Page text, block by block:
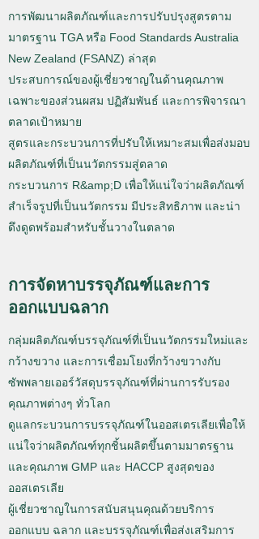
การพัฒนาผลิตภัณฑ์และการปรับปรุงสูตรตาม
มาตรฐาน TGA หรือ Food Standards Australia
New Zealand (FSANZ) ล่าสุด
ประสบการณ์ของผู้เชี่ยวชาญในด้านคุณภาพ
เฉพาะของส่วนผสม ปฏิสัมพันธ์ และการพิจารณา
ตลาดเป้าหมาย
สูตรและกระบวนการที่ปรับให้เหมาะสมเพื่อส่งมอบ
ผลิตภัณฑ์ที่เป็นนวัตกรรมสู่ตลาด
กระบวนการ R&amp;D เพื่อให้แน่ใจว่าผลิตภัณฑ์
สำเร็จรูปที่เป็นนวัตกรรม มีประสิทธิภาพ และน่า
ดึงดูดพร้อมสำหรับชั้นวางในตลาด
การจัดหาบรรจุภัณฑ์และการ
ออกแบบฉลาก
​กลุ่มผลิตภัณฑ์บรรจุภัณฑ์ที่เป็นนวัตกรรมใหม่และ
กว้างขวาง และการเชื่อมโยงที่กว้างขวางกับ
ซัพพลายเออร์วัสดุบรรจุภัณฑ์ที่ผ่านการรับรอง
คุณภาพต่างๆ ทั่วโลก
ดูแลกระบวนการบรรจุภัณฑ์ในออสเตรเลียเพื่อให้
แน่ใจว่าผลิตภัณฑ์ทุกชิ้นผลิตขึ้นตามมาตรฐาน
และคุณภาพ GMP และ HACCP สูงสุดของ
ออสเตรเลีย
ผู้เชี่ยวชาญในการสนับสนุนคุณด้วยบริการ
ออกแบบ ฉลาก และบรรจุภัณฑ์เพื่อส่งเสริมการ